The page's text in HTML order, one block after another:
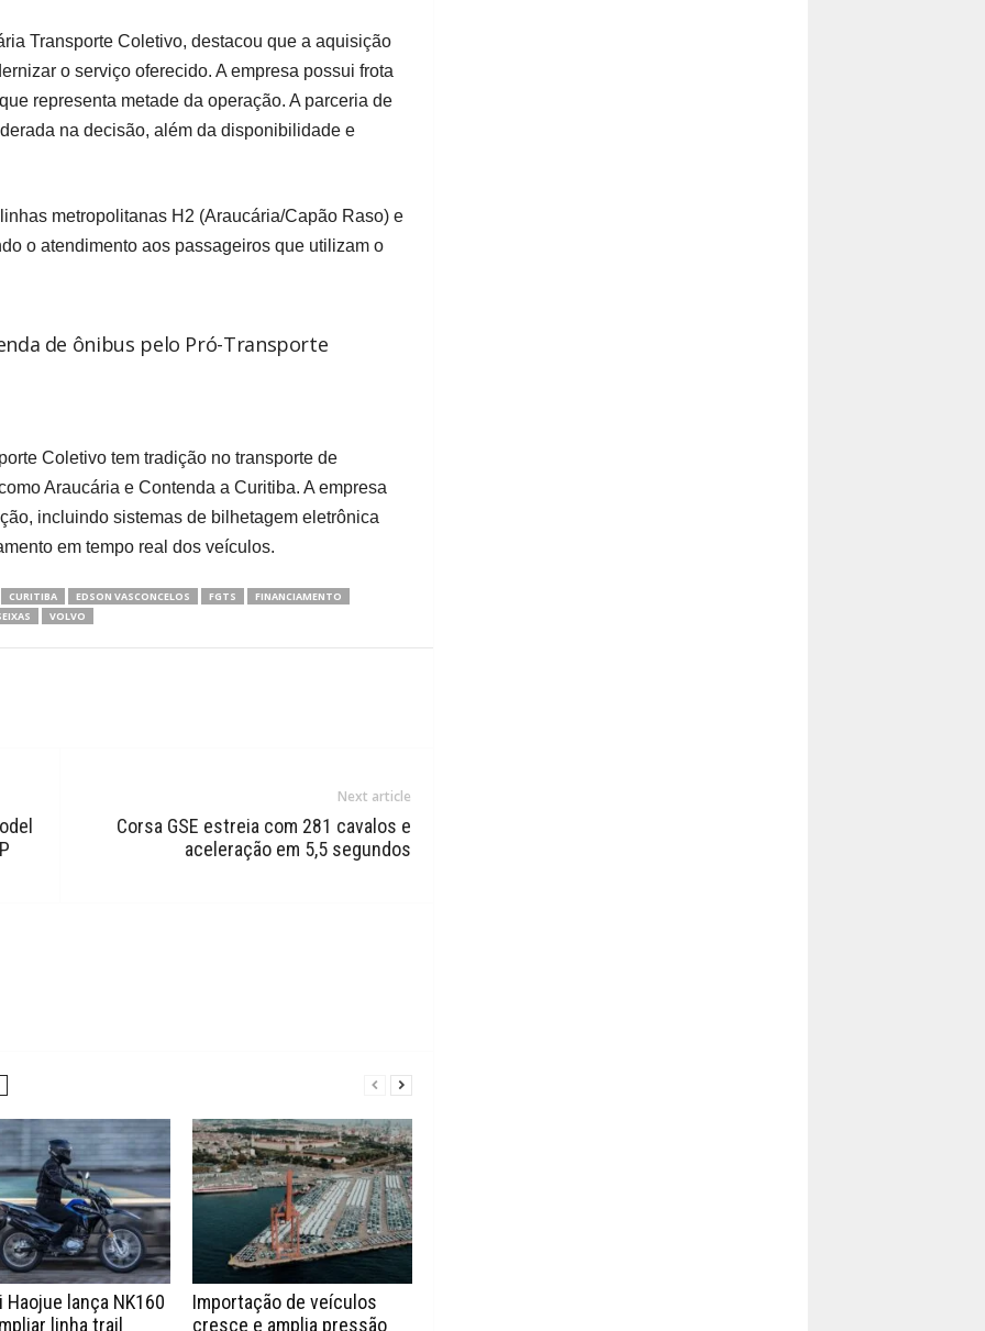
Transporte Coletivo, destacou que a aquisição
o serviço oferecido. A empresa possui frota
representa metade da operação. A parceria de
na decisão, além da disponibilidade e
metropolitanas H2 (Araucária/Capão Raso) e
o atendimento aos passageiros que utilizam o
de ônibus pelo Pró-Transporte
Coletivo tem tradição no transporte de
Araucária e Contenda a Curitiba. A empresa
incluindo sistemas de bilhetagem eletrônica
em tempo real dos veículos.
CURITIBA EDSON VASCONCELOS FGTS
FINANCIAMENTO
VOLVO
Next article
Corsa GSE estreia com 281 cavalos e
aceleração em 5,5 segundos
Haojue lança NK160
linha trail
Importação de veículos
cresce e amplia pressão